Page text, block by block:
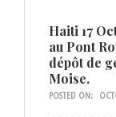
Haiti 17
au Pont
dépôt de
Moise.
POSTED ON: